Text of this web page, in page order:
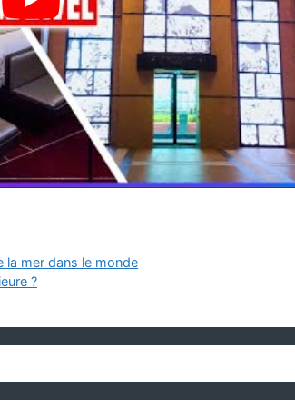
la mer dans le monde
?